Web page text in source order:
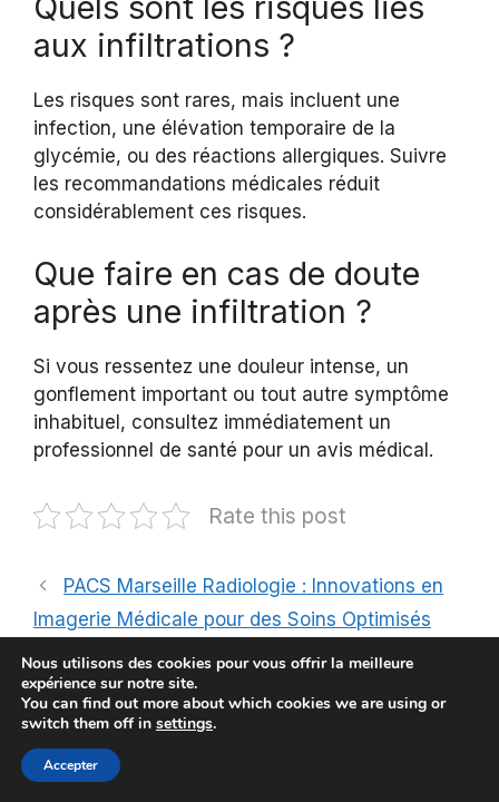
aux infiltrations ?
Les risques sont rares, mais incluent une
infection, une élévation temporaire de la
glycémie, ou des réactions allergiques. Suivre
les recommandations médicales réduit
considérablement ces risques.
Que faire en cas de doute
après une infiltration ?
Si vous ressentez une douleur intense, un
gonflement important ou tout autre symptôme
inhabituel, consultez immédiatement un
professionnel de santé pour un avis médical.
Rate this post
PACS Marseille Radiologie : Innovations en
Imagerie Médicale pour des Soins Optimisés
Infiltration et Anticoagulant : Protocole,
Risques et Conseils pour Éviter les
Complications
Nous utilisons des cookies pour vous offrir la meilleure
expérience sur notre site.
You can find out more about which cookies we are using or
switch them off in settings.
Accepter